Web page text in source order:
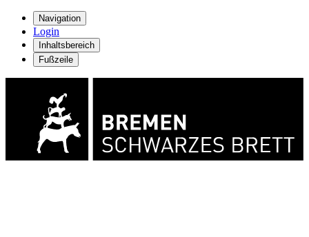
Navigation
Login
Inhaltsbereich
Fußzeile